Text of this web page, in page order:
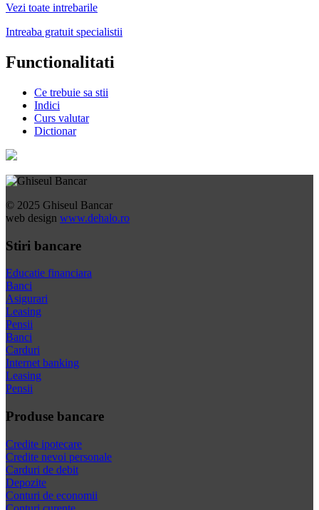
Vezi toate intrebarile
Intreaba gratuit specialistii
Functionalitati
Ce trebuie sa stii
Indici
Curs valutar
Dictionar
© 2025 Ghiseul Bancar
web design www.dehalo.ro
Stiri bancare
Educatie financiara
Banci
Asigurari
Leasing
Pensii
Banci
Carduri
Internet banking
Leasing
Pensii
Produse bancare
Credite ipotecare
Credite nevoi personale
Carduri de debit
Depozite
Conturi de economii